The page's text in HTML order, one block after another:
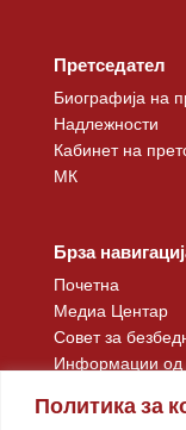
Политика за
Претседател
Биографија на
Надлежности
Кабинет на
МК
Брза
Почетна
Медиа Центар
Совет за
Информации од